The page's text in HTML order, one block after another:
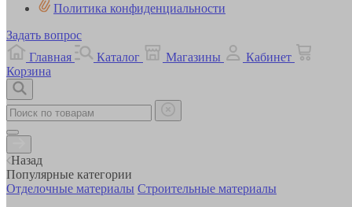
Политика конфиденциальности
Задать вопрос
Главная
Каталог Магазины
Кабинет
Корзина
Назад
Популярные категории
Отделочные материалы Строительные материалы